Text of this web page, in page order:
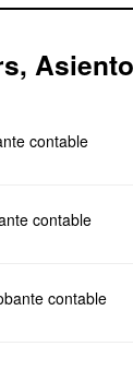
contable
contable
contable